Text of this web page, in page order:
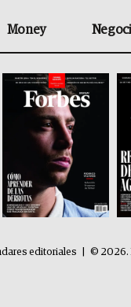
Money
editoriales © 2026.